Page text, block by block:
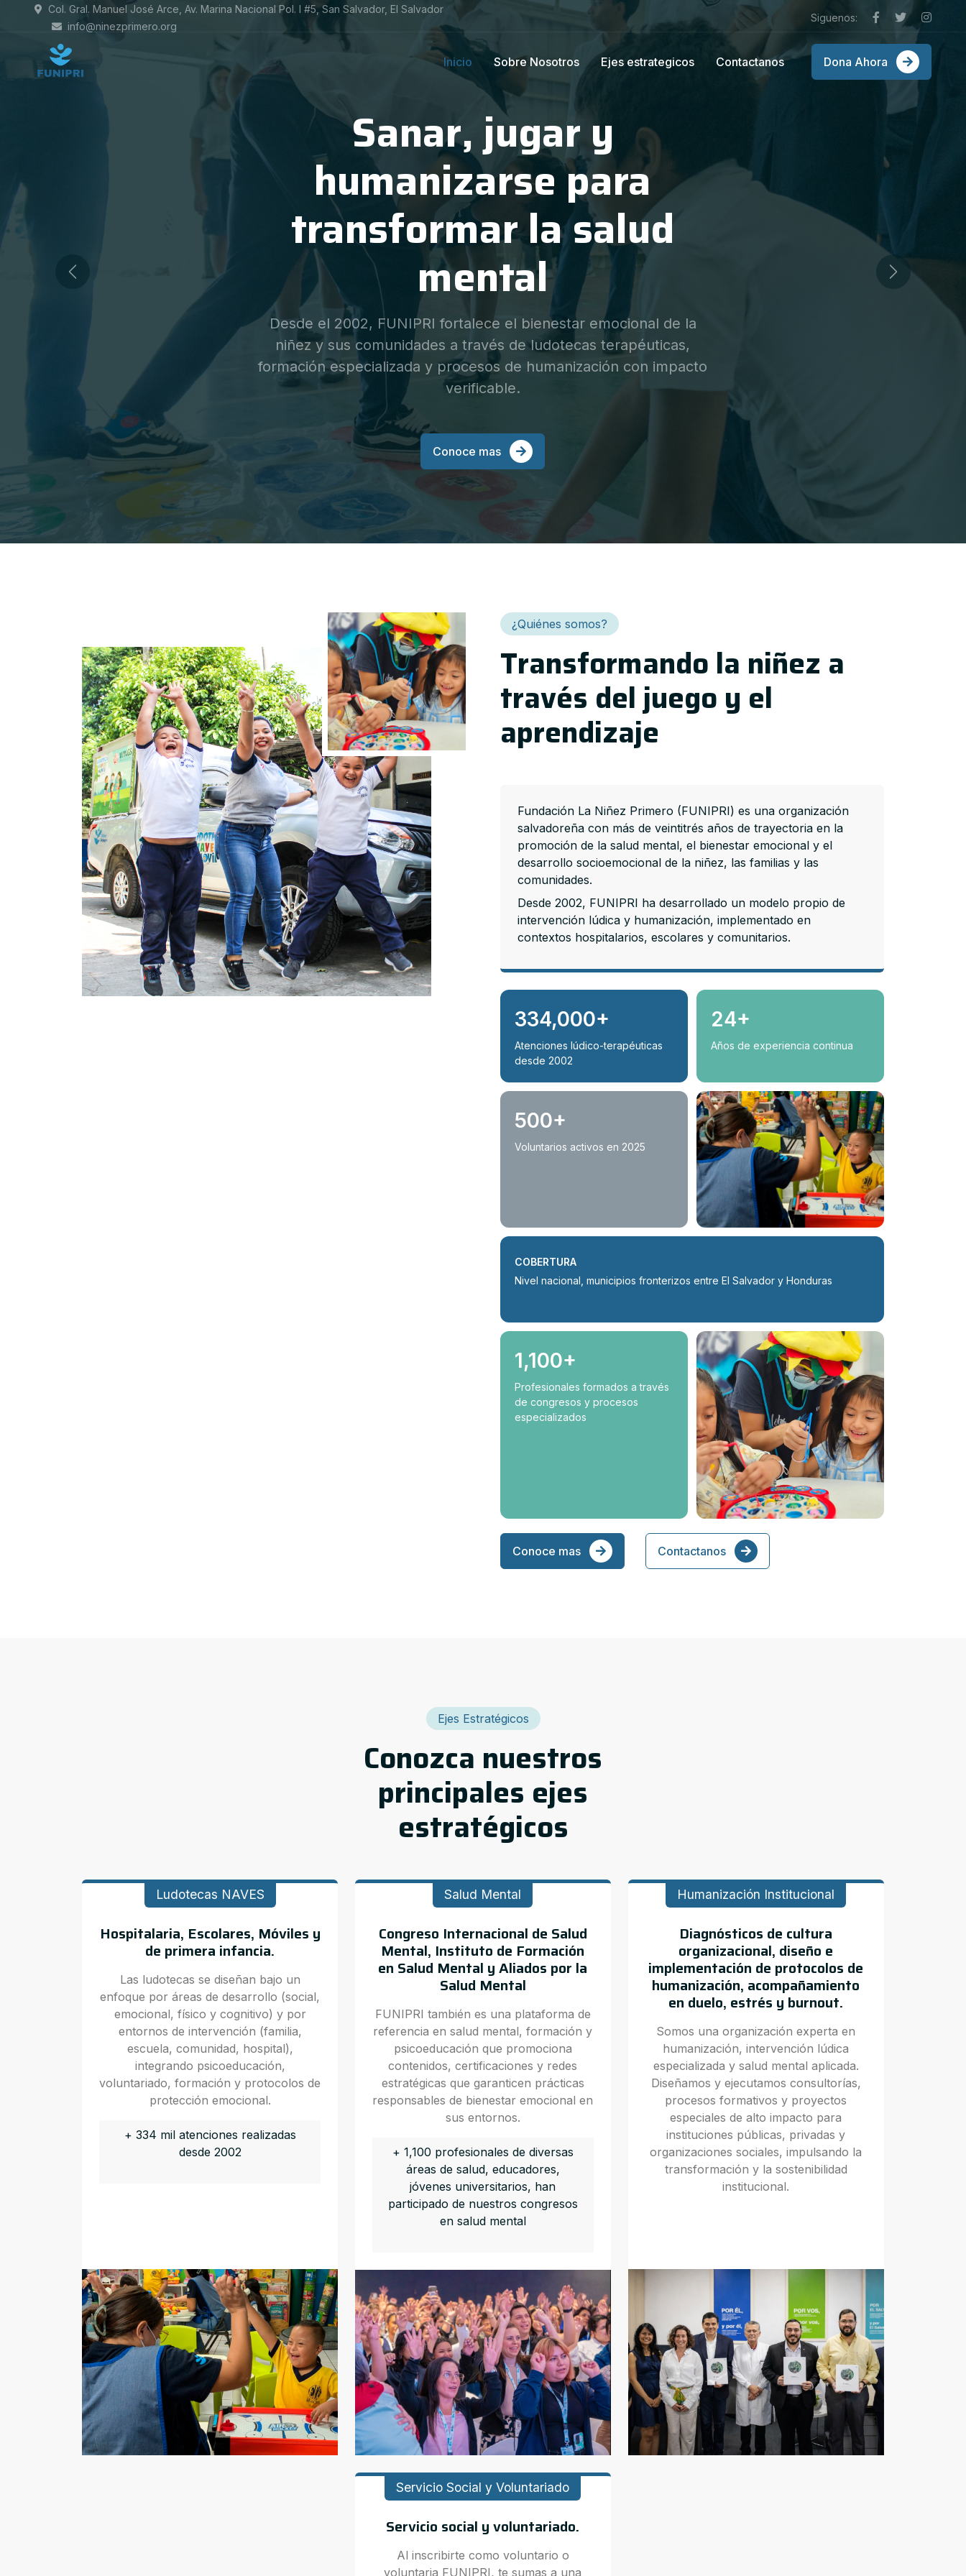
Col. Gral. Manuel José Arce, Av. Marina Nacional Pol. I #5, San Salvador, El Salvador
info@ninezprimero.org
Siguenos:
Inicio Sobre Nosotros Ejes estrategicos Contactanos Dona Ahora
Cambiando el mundo
con humanidad
promovemos el derecho a la recreación de la niñez a través del
juego a través de nuestras cinco modalidades de Ludotecas NAVES
Conoce mas
Previous Next
¿Quiénes somos?
Transformando la niñez a
través del juego y el
aprendizaje
Fundación La Niñez Primero (FUNIPRI) es una organización
salvadoreña con más de veintitrés años de trayectoria en la
promoción de la salud mental, el bienestar emocional y el
desarrollo socioemocional de la niñez, las familias y las
comunidades.
Desde 2002, FUNIPRI ha desarrollado un modelo propio de
intervención lúdica y humanización, implementado en
contextos hospitalarios, escolares y comunitarios.
334,000+
Atenciones lúdico-terapéuticas
desde 2002
24+
Años de experiencia continua
500+
Voluntarios activos en 2025
COBERTURA
Nivel nacional, municipios fronterizos entre El Salvador y Honduras
1,100+
Profesionales formados a través
de congresos y procesos
especializados
Conoce mas Contactanos
Ejes Estratégicos
Conozca nuestros
principales ejes
estratégicos
Ludotecas NAVES
Hospitalaria, Escolares, Móviles y
de primera infancia.
Las ludotecas se diseñan bajo un
enfoque por áreas de desarrollo (social,
emocional, físico y cognitivo) y por
entornos de intervención (familia,
escuela, comunidad, hospital),
integrando psicoeducación,
voluntariado, formación y protocolos de
protección emocional.
+ 334 mil atenciones realizadas
desde 2002
Salud Mental
Congreso Internacional de Salud
Mental, Instituto de Formación
en Salud Mental y Aliados por la
Salud Mental
FUNIPRI también es una plataforma de
referencia en salud mental, formación y
psicoeducación que promociona
contenidos, certificaciones y redes
estratégicas que garanticen prácticas
responsables de bienestar emocional en
sus entornos.
+ 1,100 profesionales de diversas
áreas de salud, educadores,
jóvenes universitarios, han
participado de nuestros congresos
en salud mental
Humanización Institucional
Diagnósticos de cultura
organizacional, diseño e
implementación de protocolos de
humanización, acompañamiento
en duelo, estrés y burnout.
Somos una organización experta en
humanización, intervención lúdica
especializada y salud mental aplicada.
Diseñamos y ejecutamos consultorías,
procesos formativos y proyectos
especiales de alto impacto para
instituciones públicas, privadas y
organizaciones sociales, impulsando la
transformación y la sostenibilidad
institucional.
Servicio Social y Voluntariado
Servicio social y voluntariado.
Al inscribirte como voluntario o
voluntaria FUNIPRI, te sumas a una